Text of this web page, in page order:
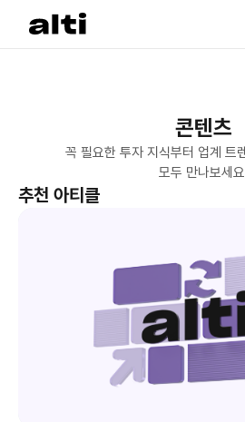
콘텐츠
꼭 필요한 투자 지식부터 업계 트
모두 만나보세
추천 아티클